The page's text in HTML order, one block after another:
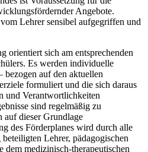
Angebote.
Lehrer sensibel aufgegriffen und
orientiert sich am entsprechenden
Es werden individuelle
bezogen auf den aktuellen
formuliert und die sich daraus
und Verantwortlichkeiten
sind regelmäßig zu
auf dieser Grundlage
des Förderplanes wird durch alle
Lehrer, pädagogischen
medizinisch-therapeutischen